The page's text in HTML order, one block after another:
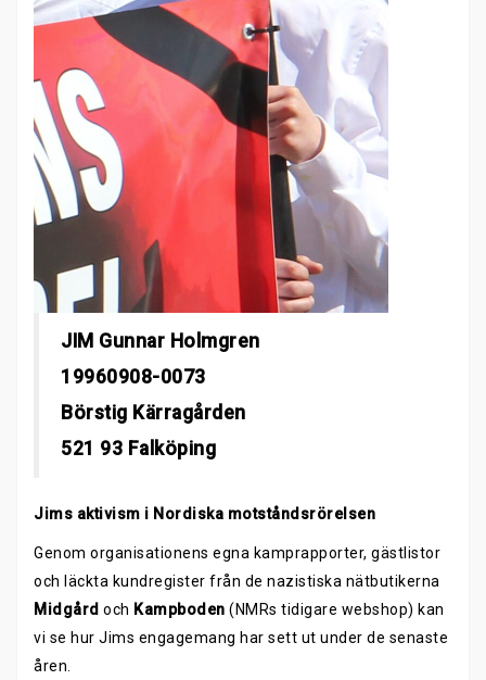
JIM Gunnar Holmgren
19960908-0073
Börstig Kärragården
521 93 Falköping
Jims aktivism i Nordiska motståndsrörelsen
Genom organisationens egna kamprapporter, gästlistor
och läckta kundregister från de nazistiska nätbutikerna
Midgård och Kampboden (NMRs tidigare webshop) kan
vi se hur Jims engagemang har sett ut under de senaste
åren.